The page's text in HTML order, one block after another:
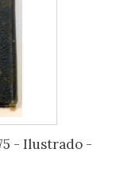
- Ilustrado -